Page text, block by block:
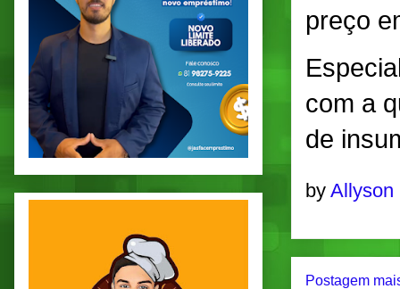
preço
com a
de
by
Postagem